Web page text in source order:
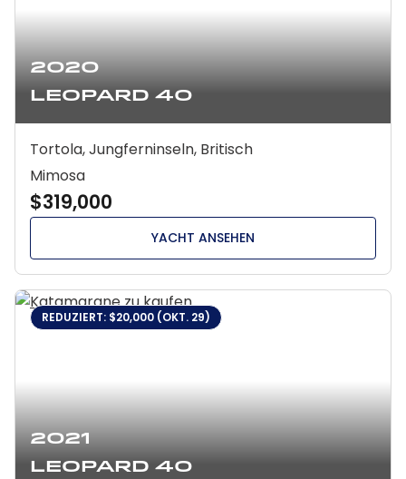
2020
Leopard 40
Tortola, Jungferninseln, Britisch
Mimosa
$319,000
YACHT ANSEHEN
2021
Leopard 40
REDUZIERT: $20,000 (OKT. 29)